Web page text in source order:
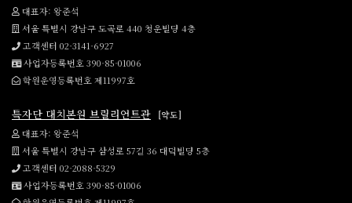
대표자: 왕준석
서울 특별시 강남구 도곡로 440 청운빌딩 4층
고객센터 02-3141-6927
사업자등록번호 390-85-01006
학원운영등록번호 제11997호
특자단 대치본원 브릴리언트관
[약도]
대표자: 왕준석
서울 특별시 강남구 삼성로 57길 36 대덕빌딩 5층
고객센터 02-2088-5329
사업자등록번호 390-85-01006